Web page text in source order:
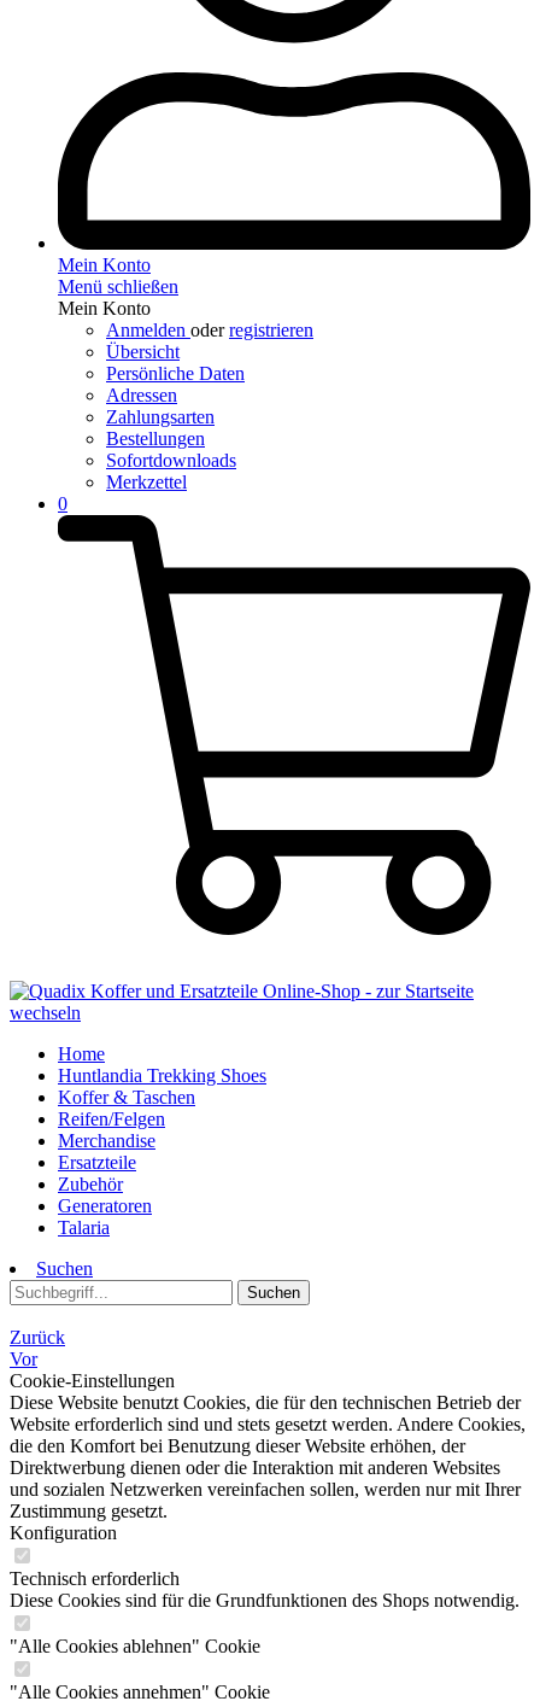
Mein Konto
Menü schließen
Mein Konto
Anmelden oderregistrieren
Übersicht
Persönliche Daten
Adressen
Zahlungsarten
Bestellungen
Sofortdownloads
Merkzettel
0
Home
Huntlandia Trekking Shoes
Koffer & Taschen
Reifen/Felgen
Merchandise
Ersatzteile
Zubehör
Generatoren
Talaria
Suchen
Suchen
Zurück
Vor
Cookie-Einstellungen
Diese Website benutzt Cookies, die für den technischen Betrieb der
Website erforderlich sind und stets gesetzt werden. Andere Cookies,
die den Komfort bei Benutzung dieser Website erhöhen, der
Direktwerbung dienen oder die Interaktion mit anderen Websites
und sozialen Netzwerken vereinfachen sollen, werden nur mit Ihrer
Zustimmung gesetzt.
Konfiguration
Technisch erforderlich
Diese Cookies sind für die Grundfunktionen des Shops notwendig.
"Alle Cookies ablehnen" Cookie
"Alle Cookies annehmen" Cookie